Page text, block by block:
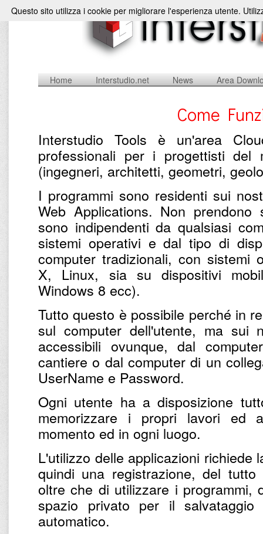
Home Interstudio.net News Area
Come
Interstudio Tools è un'area
professionali per i progettisti del
(ingegneri, architetti, geometri,
I programmi sono residenti sui
Web Applications. Non
sono indipendenti da qualsiasi
sistemi operativi e dal tipo di
computer tradizionali, con sistemi
X, Linux, sia su dispositivi
Windows 8 ecc).
Tutto questo è possibile perché in
sul computer dell'utente, ma sui
accessibili ovunque, dal
cantiere o dal computer di un
UserName e Password.
Ogni utente ha a disposizione
memorizzare i propri lavori ed
momento ed in ogni luogo.
L'utilizzo delle applicazioni richiede
quindi una registrazione, del
oltre che di utilizzare i programmi,
spazio privato per il
automatico.
Questo sito utilizza i cookie per migliorare l'esperienza utente.